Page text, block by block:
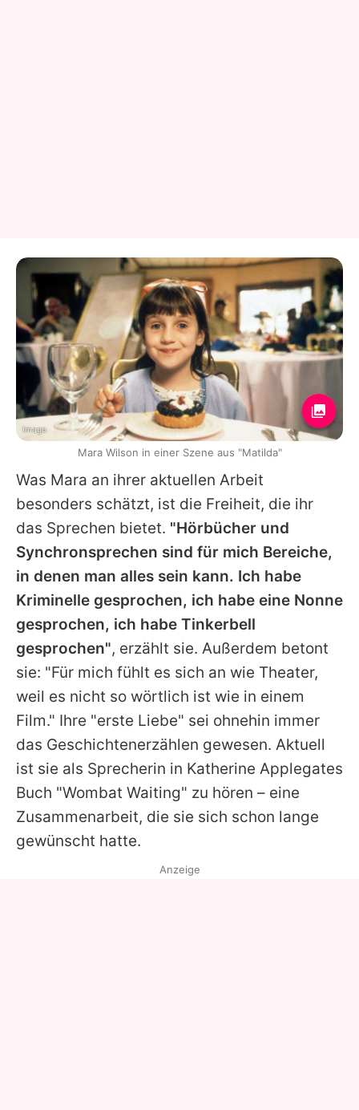
Was Mara an ihrer aktuellen Arbeit
besonders schätzt, ist die Freiheit, die ihr
das Sprechen bietet. "Hörbücher und
Synchronsprechen sind für mich Bereiche,
in denen man alles sein kann. Ich habe
Kriminelle gesprochen, ich habe eine Nonne
gesprochen, ich habe Tinkerbell
gesprochen", erzählt sie. Außerdem betont
sie: "Für mich fühlt es sich an wie Theater,
weil es nicht so wörtlich ist wie in einem
Film." Ihre "erste Liebe" sei ohnehin immer
das Geschichtenerzählen gewesen. Aktuell
ist sie als Sprecherin in Katherine Applegates
Buch "Wombat Waiting" zu hören – eine
Zusammenarbeit, die sie sich schon lange
gewünscht hatte.
Imago
Mara Wilson in einer Szene aus "Matilda"
Anzeige